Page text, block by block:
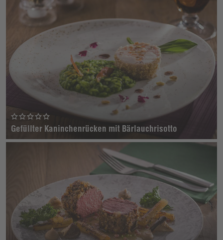
Gefüllter Kaninchenrücken mit Bärlauchrisotto